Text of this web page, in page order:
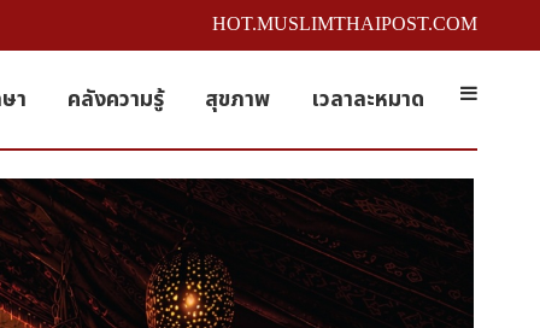
HOT.MUSLIMTHAIPOST.COM
า คลังความรู้ สุขภาพ เวลาละหมาด